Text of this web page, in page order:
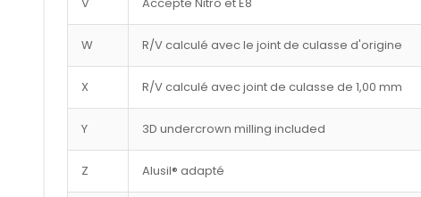
W R/V calculé avec le joint de culasse d'origine
X R/V calculé avec joint de culasse de 1,00 mm
Y 3D undercrown milling included
Z Alusil® adapté